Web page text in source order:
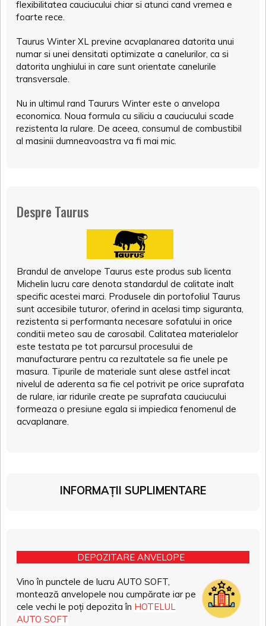
flexibilitatea cauciucului chiar si atunci cand vremea e
foarte rece.
Taurus Winter XL previne acvaplanarea datorita unui
numar si unei densitati optimizate a canelurilor, ca si
datorita unghiului in care sunt orientate canelurile
transversale.
Nu in ultimul rand Taururs Winter este o anvelopa
economica. Noua formula cu siliciu a cauciucului scade
rezistenta la rulare. De aceea, consumul de combustibil
al masinii dumneavoastra va fi mai mic.
Despre Taurus
Brandul de anvelope Taurus este produs sub licenta
Michelin lucru care denota standardul de calitate inalt
specific acestei marci. Produsele din portofoliul Taurus
sunt accesibile tuturor, oferind in acelasi timp siguranta,
rezistenta si performanta necesare sofatului in orice
conditii meteo sau de carosabil. Calitatea materialelor
este testata pe tot parcursul procesului de
manufacturare pentru ca rezultatele sa fie unele pe
masura. Tipurile de materiale sunt alese astfel incat
nivelul de aderenta sa fie cel potrivit pe orice suprafata
de rulare, iar ridurile create pe suprafata cauciucului
formeaza o presiune egala si impiedica fenomenul de
acvaplanare.
INFORMAȚII SUPLIMENTARE
DEPOZITARE ANVELOPE
Vino în punctele de lucru AUTO SOFT,
montează anvelopele nou cumpărate iar pe
cele vechi le poți depozita în HOTELUL
AUTO SOFT